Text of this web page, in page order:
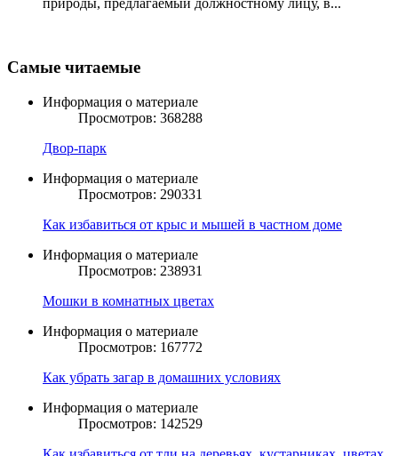
Самые читаемые
Информация о материале
Просмотров: 368288
Двор-парк
Информация о материале
Просмотров: 290331
Как избавиться от крыс и мышей в частном доме
Информация о материале
Просмотров: 238931
Мошки в комнатных цветах
Информация о материале
Просмотров: 167772
Как убрать загар в домашних условиях
Информация о материале
Просмотров: 142529